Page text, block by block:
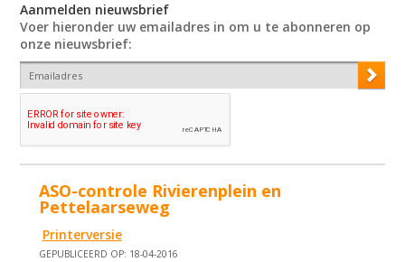
Aanmelden nieuwsbrief
Voer hieronder uw emailadres in om u te abonneren op
onze nieuwsbrief:
ASO-controle Rivierenplein en
Pettelaarseweg
Printerversie
GEPUBLICEERD OP: 18-04-2016